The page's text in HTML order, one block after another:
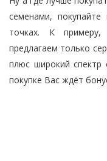
семенами, покупайте
точках. К
предлагаем только
плюс широкий
покупке Вас ждёт